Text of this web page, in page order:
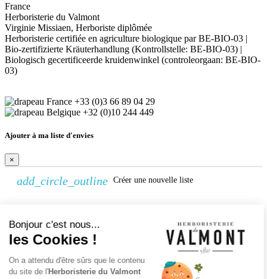
Bonjour c'est nous...
les Cookies !
On a attendu d'être sûrs que le contenu
du site de l'Herboristerie du Valmont
France
Herboristerie du Valmont
Virginie Missiaen, Herboriste diplômée
Herboristerie certifiée en agriculture biologique par BE-BIO-03 |
Bio-zertifizierte Kräuterhandlung (Kontrollstelle: BE-BIO-03) |
Biologisch gecertificeerde kruidenwinkel (controleorgaan: BE-BIO-
03)
+33 (0)3 66 89 04 29
+32 (0)10 244 449
Ajouter à ma liste d'envies
×
add_circle_outline Créer une nouvelle liste
×
Nom de la liste d'envies
Annuler Créer une liste d'envies